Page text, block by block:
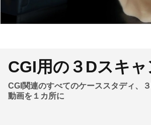
CGI用の３Dスキャ
CGI関連のすべてのケーススタディ、
動画を１カ所に